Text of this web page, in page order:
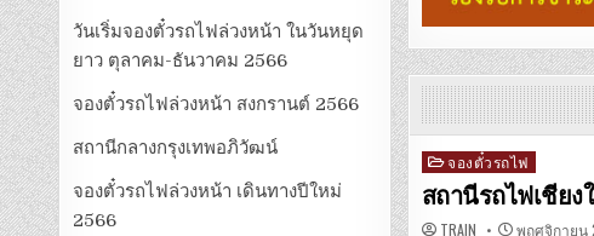
Posted
in
จองตั๋วรถไฟ
สถานีรถไฟเชียง
TRAIN พฤศจิกายน
วันเริ่มจองตั๋วรถไฟล่วงหน้า ในวันหยุด
ยาว ตุลาคม-ธันวาคม 2566
จองตั๋วรถไฟล่วงหน้า สงกรานต์ 2566
สถานีกลางกรุงเทพอภิวัฒน์
จองตั๋วรถไฟล่วงหน้า เดินทางปีใหม่
2566